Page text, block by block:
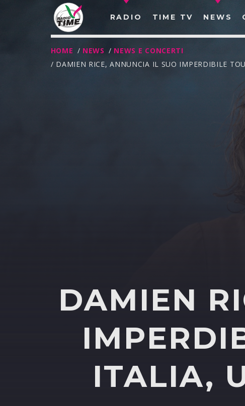
RADIO TIME TV NEWS
HOME / NEWS / NEWS E CONCERTI
/ DAMIEN RICE, ANNUNCIA IL SUO IMPERDIBILE
DAMIEN
ITALIA,